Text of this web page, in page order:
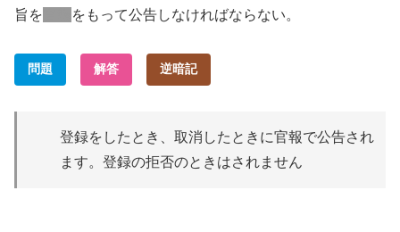
旨を
をもって公告しなければならない。
問題 解答 逆暗記
登録をしたとき、取消したときに官報で公告され
ます。登録の拒否のときはされません